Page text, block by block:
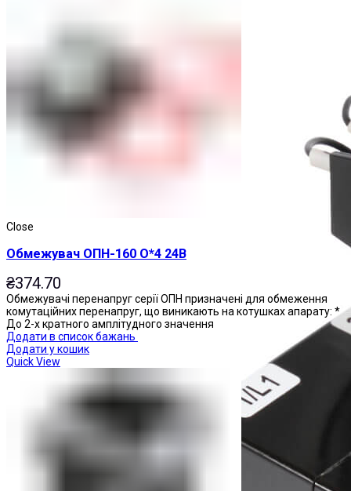
Close
Обмежувач ОПН-160 О*4 24В
₴374.70
Обмежувачі перенапруг серії ОПН призначені для обмеження
комутаційних перенапруг, що виникають на котушках апарату: *
До 2-х кратного амплітудного значення
Додати в список бажань
Додати у кошик
Quick View